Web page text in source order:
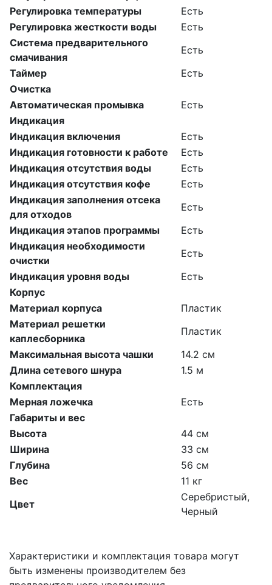
Регулировка температуры
Есть
Регулировка жесткости воды
Есть
Система предварительного
смачивания
Есть
Таймер
Есть
Очистка
Автоматическая промывка
Есть
Индикация
Индикация включения
Есть
Индикация готовности к работе
Есть
Индикация отсутствия воды
Есть
Индикация отсутствия кофе
Есть
Индикация заполнения отсека
для отходов
Есть
Индикация этапов программы
Есть
Индикация необходимости
очистки
Есть
Индикация уровня воды
Есть
Корпус
Материал корпуса
Пластик
Материал решетки
каплесборника
Пластик
Максимальная высота чашки
14.2 см
Длина сетевого шнура
1.5 м
Комплектация
Мерная ложечка
Есть
Габариты и вес
Высота
44 см
Ширина
33 см
Глубина
56 см
Вес
11 кг
Цвет
Серебристый,
Черный
Характеристики и комплектация товара могут
быть изменены производителем без